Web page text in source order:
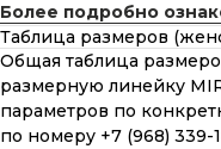
Более подробно
Таблица размеров
Общая таблица
размерную линейку
параметров по
по номеру +7 (968)